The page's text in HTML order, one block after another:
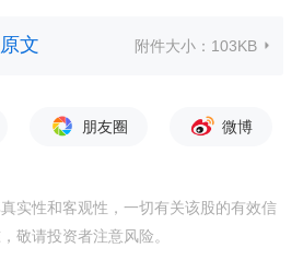
文 附件大小： 103KB
朋友圈 微博
实性和客观性，一切有关该股的有效信
敬请投资者注意风险。